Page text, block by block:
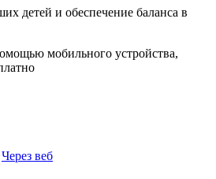
детей и обеспечение баланса в
мобильного устройства,
Через веб